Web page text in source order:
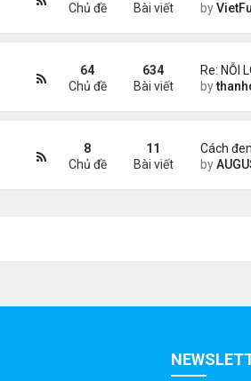
by
Chủ đề
Bài viết
Re: NỖI
by
64
Chủ đề
634
Bài viết
Cách
by
8
Chủ đề
11
Bài viết